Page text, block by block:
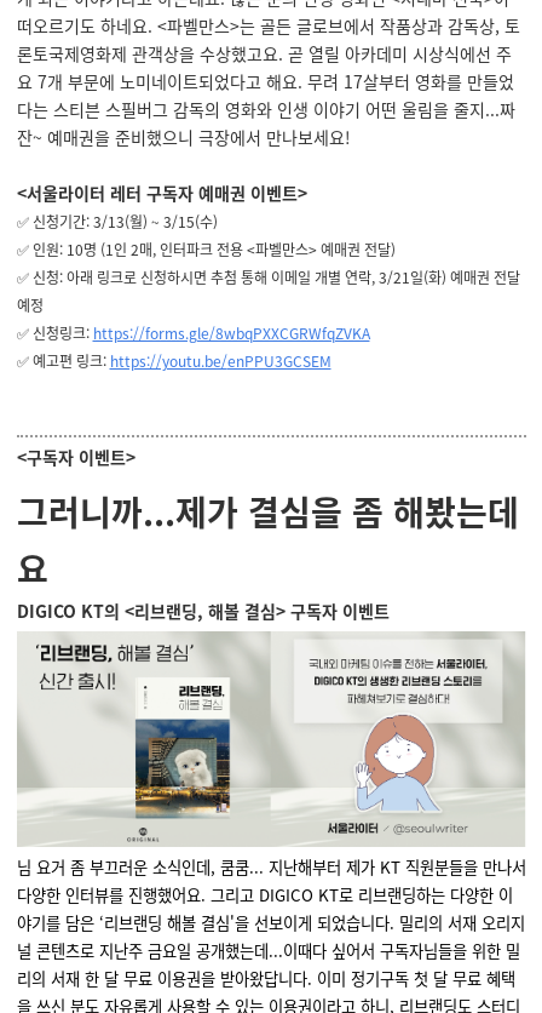
떠오르기도 하네요. <파벨만스>는 골든 글로브에서 작품상과 감독상, 토
론토국제영화제 관객상을 수상했고요. 곧 열릴 아카데미 시상식에선 주
요 7개 부문에 노미네이트되었다고 해요. 무려 17살부터 영화를 만들었
다는 스티븐 스필버그 감독의 영화와 인생 이야기 어떤 울림을 줄지...짜
잔~ 예매권을 준비했으니 극장에서 만나보세요!
<서울라이터 레터 구독자 예매권 이벤트>
✅ 신청기간: 3/13(월) ~ 3/15(수)
✅ 인원: 10명 (1인 2매, 인터파크 전용 <파벨만스> 예매권 전달)
✅ 신청: ︎아래 링크로 신청하시면 추첨 통해 이메일 개별 연락, 3/21일(화) 예매권 전달
예정
✅ 신청링크: https://forms.gle/8wbqPXXCGRWfqZVKA
✅ 예고편 링크: https://youtu.be/enPPU3GCSEM
<구독자 이벤트>
그러니까...제가 결심을 좀 해봤는데
요
DIGICO KT의 <리브랜딩, 해볼 결심> 구독자 이벤트
님 요거 좀 부끄러운 소식인데, 쿰쿰... 지난해부터 제가 KT 직원분들을 만나서
다양한 인터뷰를 진행했어요. 그리고 DIGICO KT로 리브랜딩하는 다양한 이
야기를 담은 ‘리브랜딩 해볼 결심'을 선보이게 되었습니다. 밀리의 서재 오리지
널 콘텐츠로 지난주 금요일 공개했는데...이때다 싶어서 구독자님들을 위한 밀
리의 서재 한 달 무료 이용권을 받아왔답니다. 이미 정기구독 첫 달 무료 혜택
을 쓰신 분도 자유롭게 사용할 수 있는 이용권이라고 하니, 리브랜딩도 스터디